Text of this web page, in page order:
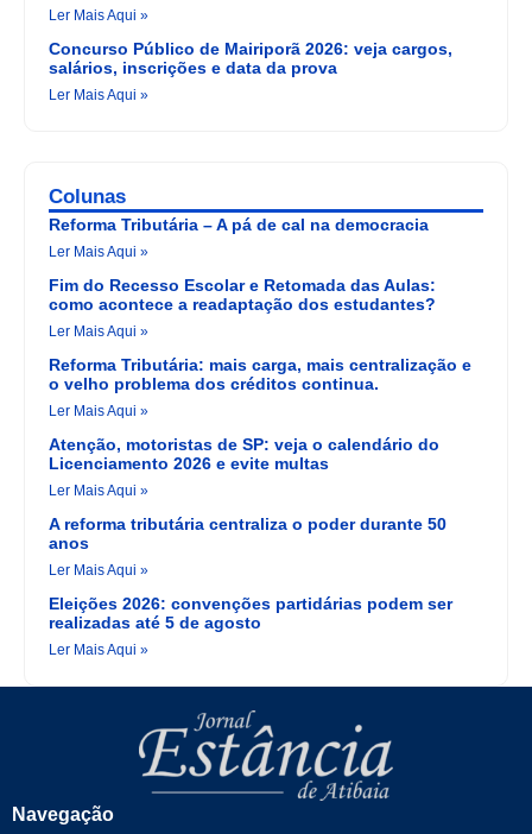
Ler Mais Aqui »
Concurso Público de Mairiporã 2026: veja cargos,
salários, inscrições e data da prova
Ler Mais Aqui »
Colunas
Reforma Tributária – A pá de cal na democracia
Ler Mais Aqui »
Fim do Recesso Escolar e Retomada das Aulas:
como acontece a readaptação dos estudantes?
Ler Mais Aqui »
Reforma Tributária: mais carga, mais centralização e
o velho problema dos créditos continua.
Ler Mais Aqui »
Atenção, motoristas de SP: veja o calendário do
Licenciamento 2026 e evite multas
Ler Mais Aqui »
A reforma tributária centraliza o poder durante 50
anos
Ler Mais Aqui »
Eleições 2026: convenções partidárias podem ser
realizadas até 5 de agosto
Ler Mais Aqui »
Navegação